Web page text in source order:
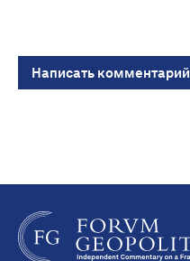
Написать комментарий